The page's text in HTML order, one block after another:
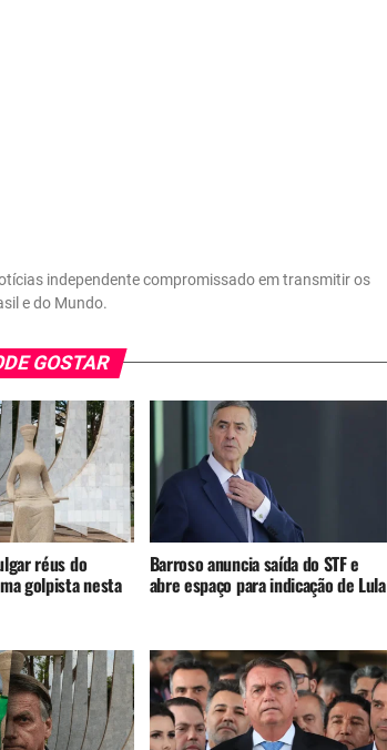
independente compromissado em transmitir os
e do Mundo.
GOSTAR
réus do
golpista nesta
Barroso anuncia saída do STF e
abre espaço para indicação de Lula